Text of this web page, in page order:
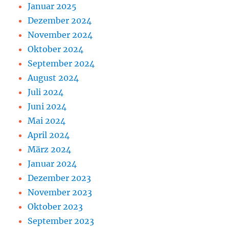
Januar 2025
Dezember 2024
November 2024
Oktober 2024
September 2024
August 2024
Juli 2024
Juni 2024
Mai 2024
April 2024
März 2024
Januar 2024
Dezember 2023
November 2023
Oktober 2023
September 2023